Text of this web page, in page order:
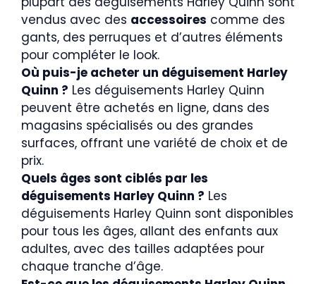
vendus avec des accessoires comme des
gants, des perruques et d’autres éléments
pour compléter le look.
Où puis-je acheter un déguisement Harley
Quinn ? Les déguisements Harley Quinn
peuvent être achetés en ligne, dans des
magasins spécialisés ou des grandes
surfaces, offrant une variété de choix et de
prix.
Quels âges sont ciblés par les
déguisements Harley Quinn ? Les
déguisements Harley Quinn sont disponibles
pour tous les âges, allant des enfants aux
adultes, avec des tailles adaptées pour
chaque tranche d’âge.